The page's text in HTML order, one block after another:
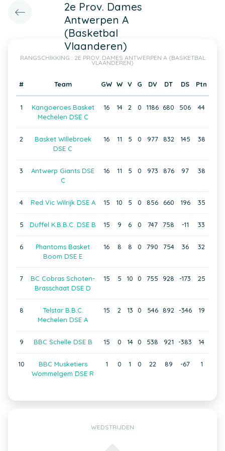
2e Prov. Dames
Antwerpen A
(Basketbal
Vlaanderen)
RANGSCHIKKING : 2E PROV. DAMES ANTWERPEN A (BASKETBAL
VLAANDEREN)
# Team GW W V G DV DT DS Ptn
1
Kangoeroes Basket
Mechelen DSE C
16 14 2 0 1186 680 506 44
2
Basket Willebroek
DSE C
16 11 5 0 977 832 145 38
3
Antwerp Giants DSE
C
16 11 5 0 973 876 97 38
4 Red Vic Wilrijk DSE A 15 10 5 0 856 660 196 35
5 Duffel K.B.B.C. DSE B 15 9 6 0 747 758 -11 33
6
Phantoms Basket
Boom DSE E
16 8 8 0 790 754 36 32
7
BC Cobras Schoten-
Brasschaat DSE D
15 5 10 0 755 928 -173 25
8
Telstar B.B.C.
Mechelen DSE A
15 2 13 0 546 892 -346 19
9 BBC Schelle DSE B 15 0 14 0 538 921 -383 14
10
BBC Musketiers
Wommelgem DSE R
1 0 1 0 22 89 -67 1
WEDSTRIJDEN